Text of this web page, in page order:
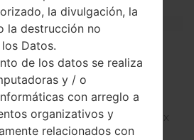
sus características
SamsungSGH-T408
Others
2002
21 milímetros (0.83
pulgadas)
80 x 42 milímetros (3.15 x
1.65 pulgadas)
la divulgación, la
la destrucción no
Datos.
de los datos se realiza
y / o
con arreglo a
organizativos y
relacionados con